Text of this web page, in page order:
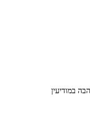
במודיעין